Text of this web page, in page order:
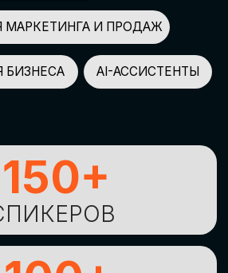
FORUM –
И
ЦИФРОВОЙ